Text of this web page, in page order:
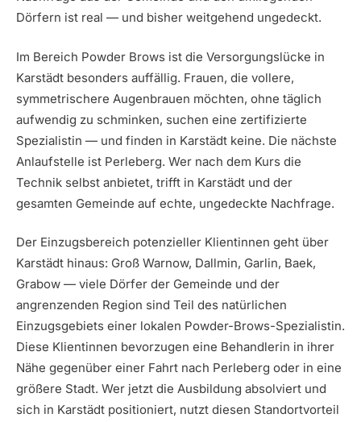
Dörfern ist real — und bisher weitgehend ungedeckt.
Im Bereich Powder Brows ist die Versorgungslücke in
Karstädt besonders auffällig. Frauen, die vollere,
symmetrischere Augenbrauen möchten, ohne täglich
aufwendig zu schminken, suchen eine zertifizierte
Spezialistin — und finden in Karstädt keine. Die nächste
Anlaufstelle ist Perleberg. Wer nach dem Kurs die
Technik selbst anbietet, trifft in Karstädt und der
gesamten Gemeinde auf echte, ungedeckte Nachfrage.
Der Einzugsbereich potenzieller Klientinnen geht über
Karstädt hinaus: Groß Warnow, Dallmin, Garlin, Baek,
Grabow — viele Dörfer der Gemeinde und der
angrenzenden Region sind Teil des natürlichen
Einzugsgebiets einer lokalen Powder-Brows-Spezialistin.
Diese Klientinnen bevorzugen eine Behandlerin in ihrer
Nähe gegenüber einer Fahrt nach Perleberg oder in eine
größere Stadt. Wer jetzt die Ausbildung absolviert und
sich in Karstädt positioniert, nutzt diesen Standortvorteil